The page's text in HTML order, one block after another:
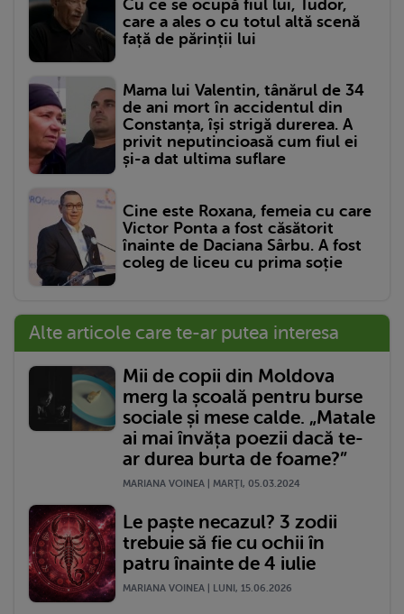
Cu ce se ocupă fiul lui, Tudor,
care a ales o cu totul altă scenă
față de părinții lui
Mama lui Valentin, tânărul de 34
de ani mort în accidentul din
Constanța, își strigă durerea. A
privit neputincioasă cum fiul ei
și-a dat ultima suflare
Cine este Roxana, femeia cu care
Victor Ponta a fost căsătorit
înainte de Daciana Sârbu. A fost
coleg de liceu cu prima soție
Alte articole care te-ar putea interesa
Mii de copii din Moldova
merg la școală pentru burse
sociale și mese calde. „Matale
ai mai învăța poezii dacă te-
ar durea burta de foame?”
MARIANA VOINEA | MARŢI, 05.03.2024
Le paște necazul? 3 zodii
trebuie să fie cu ochii în
patru înainte de 4 iulie
MARIANA VOINEA | LUNI, 15.06.2026